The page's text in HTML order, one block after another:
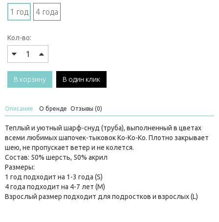
1 год 4 года
Кол-во:
В корзину В один клик
Описание О бренде Отзывы (0)
Теплый и уютный шарф-снуд (труба), выполненный в цветах
всеми любимых шапочек-тыковок Ko-Ko-Ko. Плотно закрывает
шею, не пропускает ветер и не колется.
Состав: 50% шерсть, 50% акрил
Размеры:
1 год подходит на 1-3 года (S)
4 года подходит на 4-7 лет (M)
Взрослый размер подходит для подростков и взрослых (L)